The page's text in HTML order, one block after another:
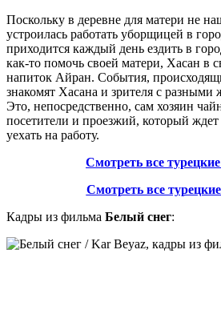
Поскольку в деревне для матери не
устроилась работать уборщицей в
приходится каждый день ездить в
как-то помочь своей матери, Хасан в
напиток Айран. События,
знакомят Хасана и зрителя с разными
Это, непосредственно, сам хозяин
посетители и проезжий, который
уехать на работу.
Смотреть все
Смотреть все
Кадры из фильма Белый снег: